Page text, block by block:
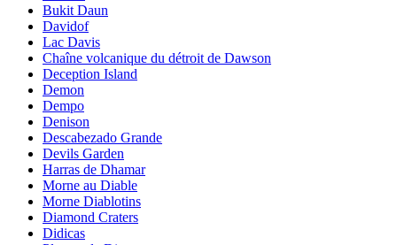
Bukit Daun
Davidof
Lac Davis
Chaîne volcanique du détroit de Dawson
Deception Island
Demon
Dempo
Denison
Descabezado Grande
Devils Garden
Harras de Dhamar
Morne au Diable
Morne Diablotins
Diamond Craters
Didicas